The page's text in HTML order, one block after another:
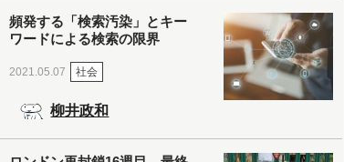
頻発する「検索汚染」とキー
ワードによる検索の限界
2021.05.07 社会
柳井政和